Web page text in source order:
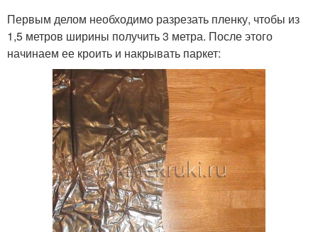
Первым делом необходимо разрезать пленку, чтобы из
1,5 метров ширины получить 3 метра. После этого
начинаем ее кроить и накрывать паркет: